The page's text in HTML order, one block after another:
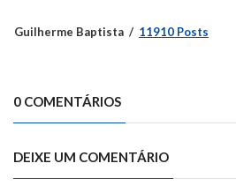
Guilherme Baptista 11910 Posts
0 COMENTÁRIOS
DEIXE UM COMENTÁRIO